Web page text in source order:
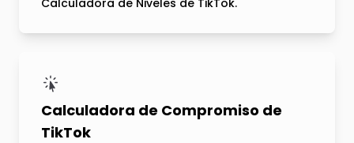
Calculadora de Niveles de TikTok.
Calculadora de Compromiso de
TikTok